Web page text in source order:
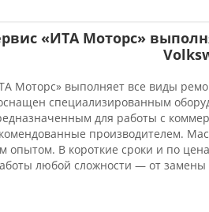
«ИТА Моторс»
Моторс» выполняет все виды
специализированным
для работы с
производителем.
опытом. В короткие сроки и по
любой сложности — от